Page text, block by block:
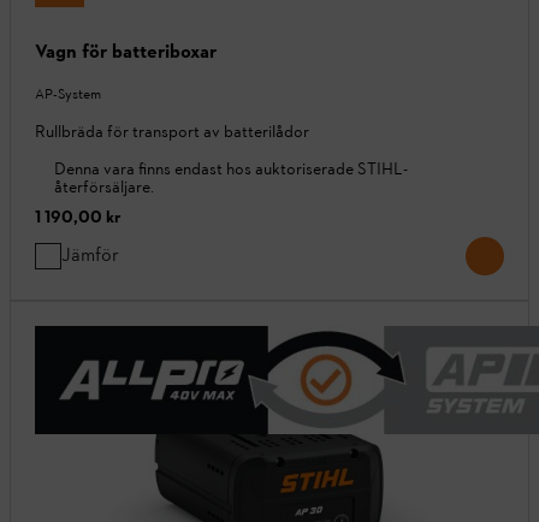
Vagn för batteriboxar
AP-System
Rullbräda för transport av batterilådor
Denna vara finns endast hos auktoriserade STIHL-
återförsäljare.
1 190,00 kr
Jämför